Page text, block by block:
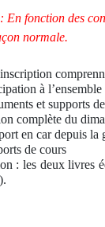
fonction des
normale.
à
et supports
complète du
en car depuis la
de cours
: les deux livres